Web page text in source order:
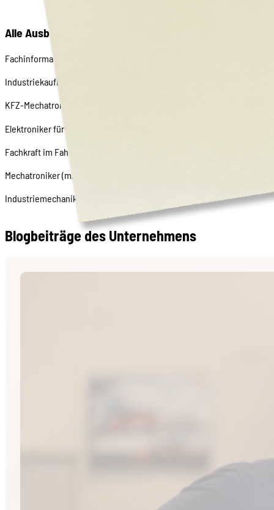
Alle Ausbildungsberufe, die von HEAG mobilo GmbH
Fachinformatiker/in Fachrichtung Systemintegration
Industriekaufmann(-frau) (m/w/d)
KFZ-Mechatroniker (m/w/d)
Elektroniker für Betriebstechnik (m/w/d)
Fachkraft im Fahrbetrieb (m/w/d)
Mechatroniker (m/w/d)
Industriemechaniker (m/w/d)
Blogbeiträge des Unternehmens